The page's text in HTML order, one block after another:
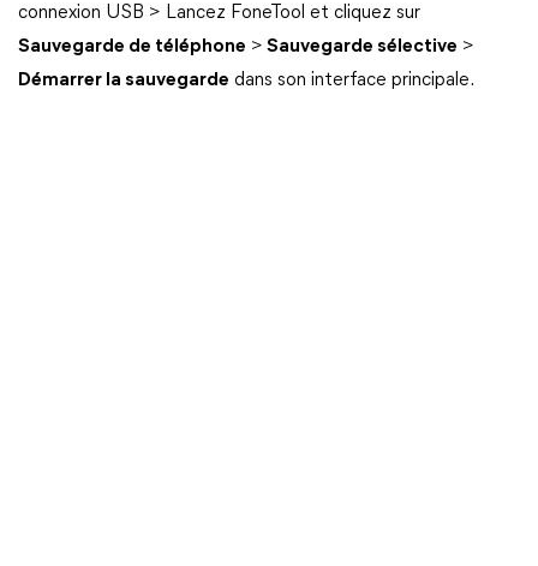
connexion USB > Lancez FoneTool et cliquez sur
Sauvegarde de téléphone > Sauvegarde sélective >
Démarrer la sauvegarde dans son interface principale.